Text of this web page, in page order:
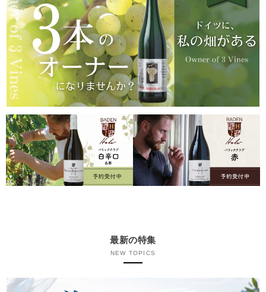
最新の特集
NEW TOPICS